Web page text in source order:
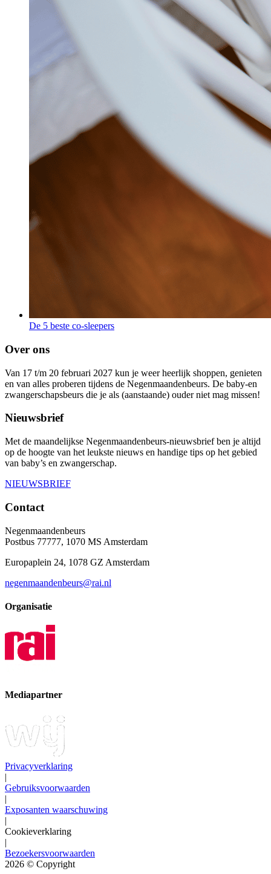
De 5 beste co-sleepers
Over ons
Van 17 t/m 20 februari 2027 kun je weer heerlijk shoppen, genieten
en van alles proberen tijdens de Negenmaandenbeurs. De baby-en
zwangerschapsbeurs die je als (aanstaande) ouder niet mag missen!
Nieuwsbrief
Met de maandelijkse Negenmaandenbeurs-nieuwsbrief ben je altijd
op de hoogte van het leukste nieuws en handige tips op het gebied
van baby’s en zwangerschap.
NIEUWSBRIEF
Contact
Negenmaandenbeurs
Postbus 77777, 1070 MS Amsterdam
Europaplein 24, 1078 GZ Amsterdam
negenmaandenbeurs@rai.nl
Organisatie
Mediapartner
Privacyverklaring
|
Gebruiksvoorwaarden
|
Exposanten waarschuwing
|
Cookieverklaring
|
Bezoekersvoorwaarden
2026 © Copyright